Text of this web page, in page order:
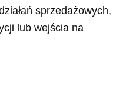
sprzedażowych,
lub wejścia na